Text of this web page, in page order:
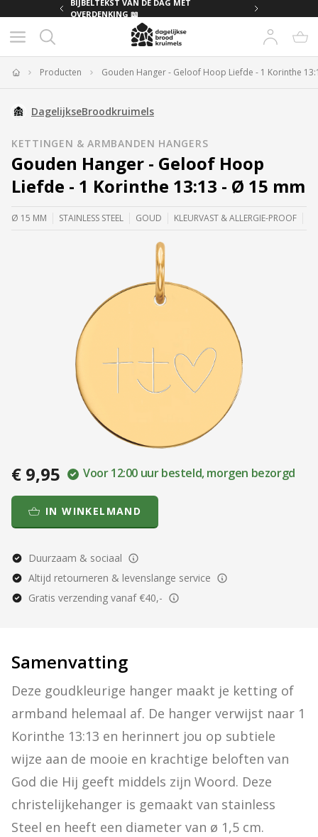
BIJBELTEKST VAN DE DAG MET
OVERDENKING 📖
Producten Gouden Hanger - Geloof Hoop Liefde - 1 Korinthe
DagelijkseBroodkruimels
KETTINGEN & ARMBANDEN HANGERS
Gouden Hanger - Geloof Hoop
Liefde - 1 Korinthe 13:13 - Ø 15 mm
Ø 15 MM STAINLESS STEEL GOUD KLEURVAST & ALLERGIE-PROOF
€ 9,95 Voor 12:00 uur besteld, morgen bezorgd
IN WINKELMAND
Duurzaam & sociaal
Altijd retourneren & levenslange service
Gratis verzending vanaf €40,-
Samenvatting
Deze goudkleurige hanger maakt je ketting of
armband helemaal af. De hanger verwijst naar 1
Korinthe 13:13 en herinnert jou op subtiele
wijze aan de mooie en krachtige beloften van
God die Hij geeft middels zijn Woord. Deze
christelijkehanger is gemaakt van stainless
Steel en heeft een diameter van ø 1,5 cm.